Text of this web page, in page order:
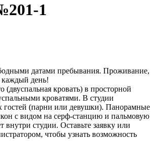
1
датами пребывания. Проживание,
каждый день!
(двуспальная кровать) в просторной
кроватями. В студии
гостей (парни или девушки). Панорамные
с видом на серф-станцию и пальмовую
внутри студии. Оставьте заявку или
чтобы узнать возможность